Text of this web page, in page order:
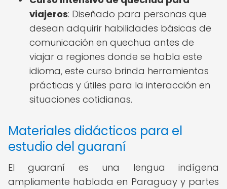
viajeros: Diseñado para personas que
desean adquirir habilidades básicas de
comunicación en quechua antes de
viajar a regiones donde se habla este
idioma, este curso brinda herramientas
prácticas y útiles para la interacción en
situaciones cotidianas.
Materiales didácticos para el
estudio del guaraní
El guaraní es una lengua indígena
ampliamente hablada en Paraguay y partes